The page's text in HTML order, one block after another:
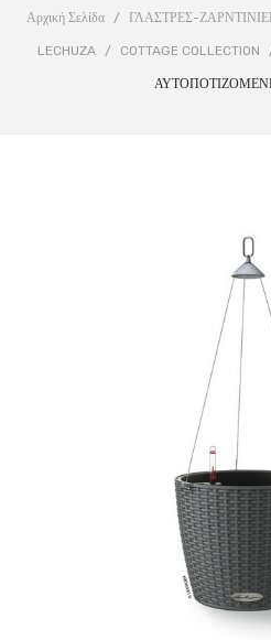
ΕΠΙΚΟΙΝΩΝΊΑ
Αρχική Σελίδα / ΓΛΑΣΤΡΕΣ-
LECHUZA / COTTAGE COLLECTION